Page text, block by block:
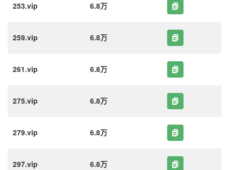
253.vip 6.8万
259.vip 6.8万
261.vip 6.8万
275.vip 6.8万
279.vip 6.8万
297.vip 6.8万